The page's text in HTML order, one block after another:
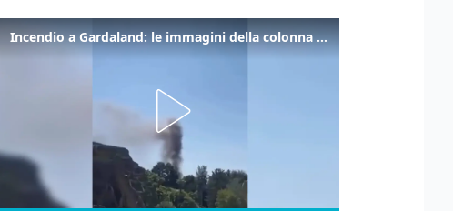
Incendio a Gardaland: le immagini della colonna di fumo